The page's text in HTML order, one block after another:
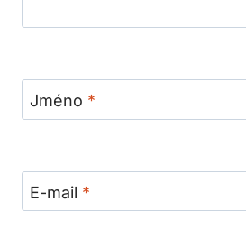
Jméno *
E-mail *